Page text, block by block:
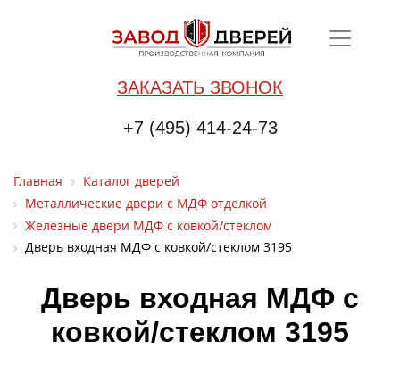
ЗАКАЗАТЬ ЗВОНОК
+7 (495) 414-24-73
Главная
Каталог дверей
Металлические двери с МДФ отделкой
Железные двери МДФ с ковкой/стеклом
Дверь входная МДФ с ковкой/стеклом 3195
Дверь входная МДФ с
ковкой/стеклом 3195